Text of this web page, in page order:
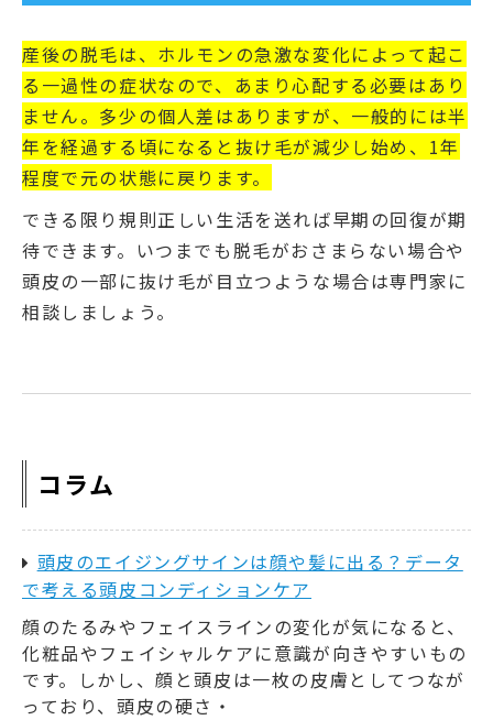
産後の脱毛は、ホルモンの急激な変化によって起こ
る一過性の症状なので、あまり心配する必要はあり
ません。 多少の個人差はありますが、一般的には半
年を経過する頃になると抜け毛が減少し始め、1年
程度で元の状態に戻ります。
できる限り規則正しい生活を送れば早期の回復が期
待できます。いつまでも脱毛がおさまらない場合や
頭皮の一部に抜け毛が目立つような場合は専門家に
相談しましょう。
コラム
頭皮のエイジングサインは顔や髪に出る？データ
で考える頭皮コンディションケア
顔のたるみやフェイスラインの変化が気になると、
化粧品やフェイシャルケアに意識が向きやすいもの
です。しかし、顔と頭皮は一枚の皮膚としてつなが
っており、頭皮の硬さ・